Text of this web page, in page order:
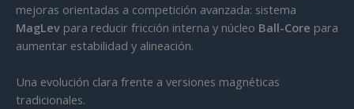
mejoras orientadas a competición avanzada: sistema
MagLev para reducir fricción interna y núcleo Ball-Core para
aumentar estabilidad y alineación.
Una evolución clara frente a versiones magnéticas
tradicionales.